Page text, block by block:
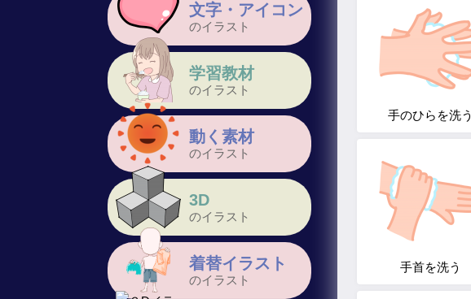
文字・アイコン
のイラスト
学習教材
のイラスト
動く素材
のイラスト
3D
のイラスト
着替イラスト
のイラスト
手のひらを洗う
手首を洗う